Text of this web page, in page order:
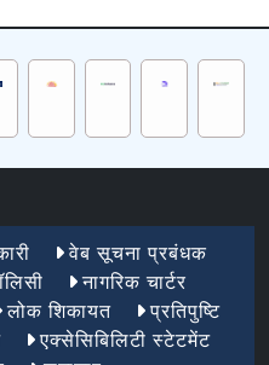
वेब सूचना प्रबंधक
नागरिक चार्टर
लोक शिकायत
प्रतिपुष्टि
एक्सेसिबिलिटी स्टेटमेंट